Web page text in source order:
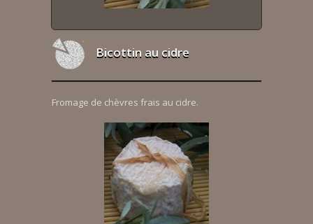
Bicottin au cidre
Fromage de chèvres frais au cidre.